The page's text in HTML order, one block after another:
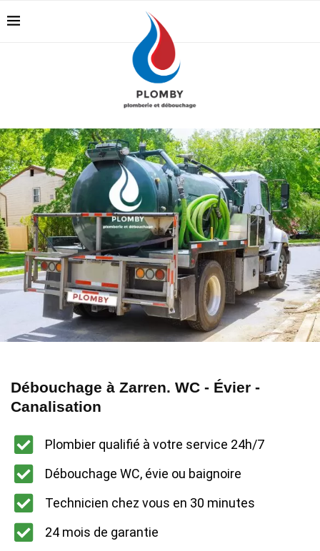
Débouchage à Zarren. WC - Évier -
Canalisation
Plombier qualifié à votre service 24h/7
Débouchage WC, évie ou baignoire
Technicien chez vous en 30 minutes
24 mois de garantie